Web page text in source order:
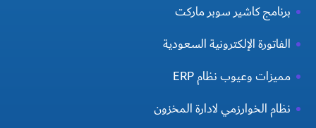
برنامج كاشير سوبر ماركت
الفاتورة الإلكترونية السعودية
مميزات وعيوب نظام ERP
نظام الخوارزمي لادارة المخزون